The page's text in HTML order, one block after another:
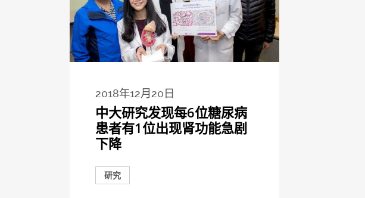
2018年12月20日
中大研究发现每6位糖尿病
患者有1位出现肾功能急剧
下降
研究